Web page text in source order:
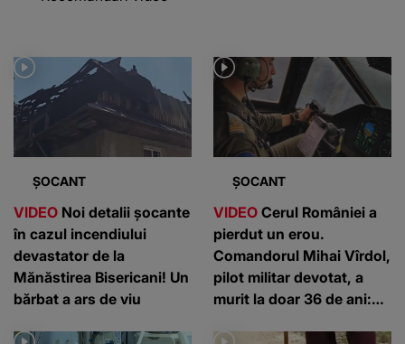
ȘOCANT
VIDEO Noi detalii șocante
în cazul incendiului
devastator de la
Mănăstirea Bisericani! Un
bărbat a ars de viu
ȘOCANT
VIDEO Cerul României a
pierdut un erou.
Comandorul Mihai Vîrdol,
pilot militar devotat, a
murit la doar 36 de ani: